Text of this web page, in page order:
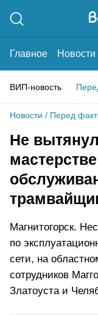
Главное Новости
ВИП-новость
Новости / Перед
Не
Магнитогорск.
по
сети, на
сотрудников
Златоуста и